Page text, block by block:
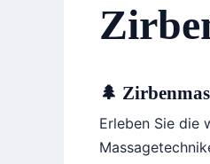
🌲
Erleben Sie die